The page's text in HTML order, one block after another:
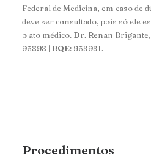
Federal de Medicina, em caso de
deve ser consultado, pois só ele
o ato médico. Dr. Renan
95898 | RQE: 958981.
Procedimentos